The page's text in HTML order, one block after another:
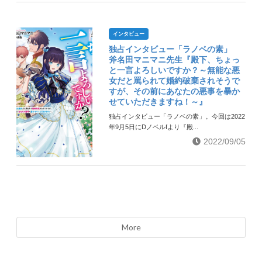
インタビュー
独占インタビュー「ラノベの素」
斧名田マニマニ先生『殿下、ちょっ
と一言よろしいですか？～無能な悪
女だと罵られて婚約破棄されそうで
すが、その前にあなたの悪事を暴か
せていただきますね！～』
独占インタビュー「ラノベの素」。今回は2022
年9月5日にDノベルfより『殿...
2022/09/05
More